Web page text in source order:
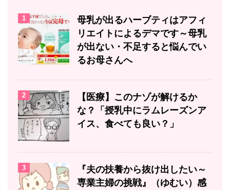
1
母乳が出るハーブティはアフィ
リエイトによるデマです～母乳
が出ない・不足すると悩んでい
るお母さんへ
2
【医療】このナゾが解けるか
な？「授乳中にラムレーズンア
イス、食べても良い？」
3
『夫の扶養から抜け出したい～
専業主婦の挑戦』（ゆむい）感